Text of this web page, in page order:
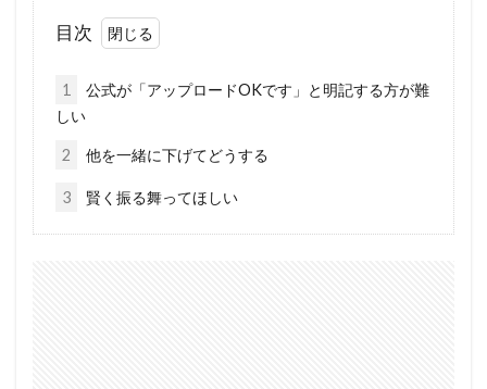
目次
1
公式が「アップロードOKです」と明記する方が難
しい
2 他を一緒に下げてどうする
3 賢く振る舞ってほしい